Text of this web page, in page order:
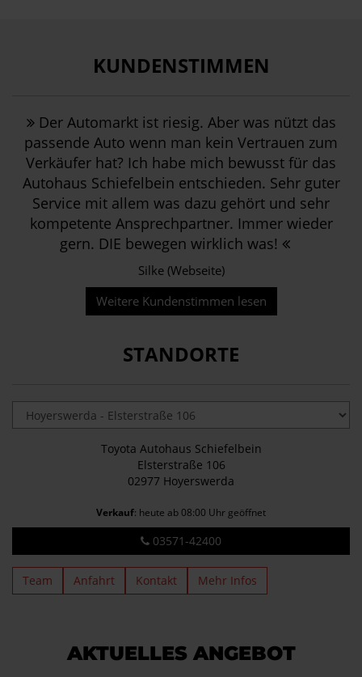
KUNDENSTIMMEN
Der Automarkt ist riesig. Aber was nützt das
passende Auto wenn man kein Vertrauen zum
Verkäufer hat? Ich habe mich bewusst für das
Autohaus Schiefelbein entschieden. Sehr guter
Service mit allem was dazu gehört und sehr
kompetente Ansprechpartner. Immer wieder
gern. DIE bewegen wirklich was!
Silke (Webseite)
Weitere Kundenstimmen lesen
STANDORTE
Toyota Autohaus Schiefelbein
Elsterstraße 106
02977 Hoyerswerda
Verkauf: heute ab 08:00 Uhr geöffnet
03571-42400
Team Anfahrt Kontakt Mehr Infos
AKTUELLES ANGEBOT